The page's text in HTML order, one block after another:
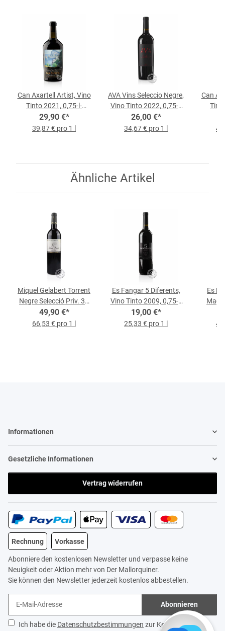
Can Axartell Artist, Vino
Tinto 2021, 0,75-l-
Flasche
29,90 €*
39,87 € pro 1 l
AVA Vins Seleccio Negre,
Vino Tinto 2022, 0,75-l-
Flasche
26,00 €*
34,67 € pro 1 l
Can
Ähnliche Artikel
Miquel Gelabert Torrent
Negre Selecció Priv. 30
Aniv., Vino Tinto 2015,
0,75-l-Flasche
49,90 €*
66,53 € pro 1 l
Es Fangar 5 Diferents,
Vino Tinto 2009, 0,75-l-
Flasche
19,00 €*
25,33 € pro 1 l
Es
Informationen
Gesetzliche Informationen
Vertrag widerrufen
Rechnung Vorkasse
Abonniere den kostenlosen Newsletter und verpasse keine
Neuigkeit oder Aktion mehr von Der Mallorquiner.
Sie können den Newsletter jederzeit kostenlos abbestellen.
Abonnieren
Ich habe die Datenschutzbestimmungen zur Kenntnis